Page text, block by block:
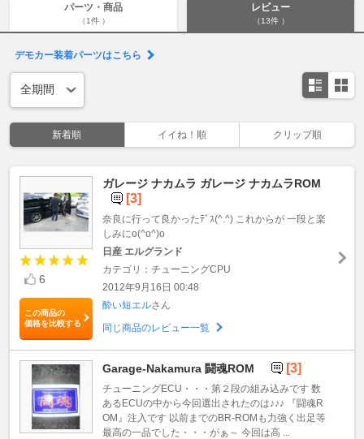
パーツ・商品
（1件 ）
レビュー
（13件 ）
デモカー装着パーツはこちら
新着順 イイね！順 クリップ順
6
この商品の
価格を比較する
ガレージ ナカムラ ガレージ ナカムラROM
[3]
奈良に行って良かったﾃﾞｽ(^.^) これからが 一段と楽
しみにo(^o^)o
日産 エルグランド
カテゴリ：チューニングCPU
2012年9月16日 00:48
酔い短エルさん
同じ商品のレビュー一覧
Garage-Nakamura 闘魂ROM [3]
チューニングECU・・・第２段の組み込みです 数
あるECUの中から今回選出されたのは♪♪♪ 『闘魂R
OM』注入です 以前までのBR-ROMも力強く出足等
最高の一品でした・・・がぁ～ 今回は高 ...